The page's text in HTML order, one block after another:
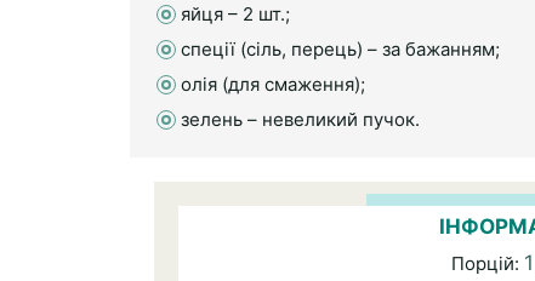
яйця – 2 шт.;
спеції (сіль, перець) – за бажанням;
олія (для смаження);
зелень – невеликий пучок.
Порцій: 1